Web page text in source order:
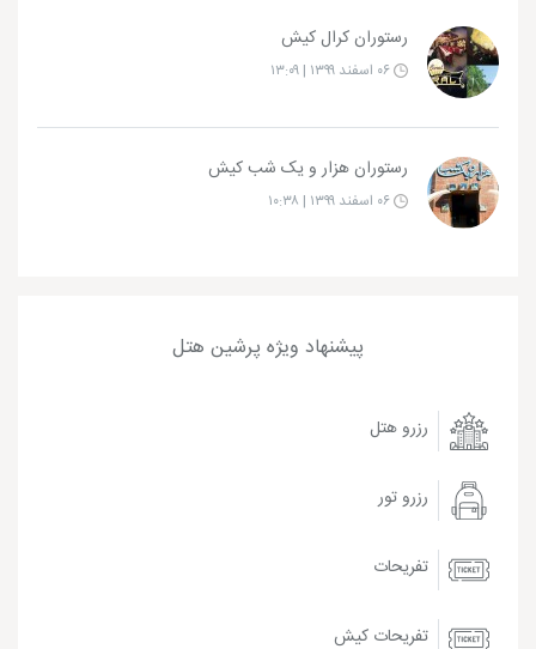
رستوران کرال کیش
رستوران هزار و یک شب کیش
پیشنهاد ویژه پرشین هتل
رزرو هتل
رزرو تور
تفریحات
تفریحات کیش